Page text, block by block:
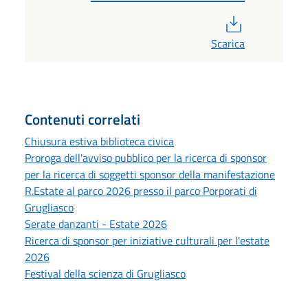
Scarica
Contenuti correlati
Chiusura estiva biblioteca civica
Proroga dell'avviso pubblico per la ricerca di sponsor
per la ricerca di soggetti sponsor della manifestazione
R.Estate al parco 2026 presso il parco Porporati di
Grugliasco
Serate danzanti - Estate 2026
Ricerca di sponsor per iniziative culturali per l'estate
2026
Festival della scienza di Grugliasco